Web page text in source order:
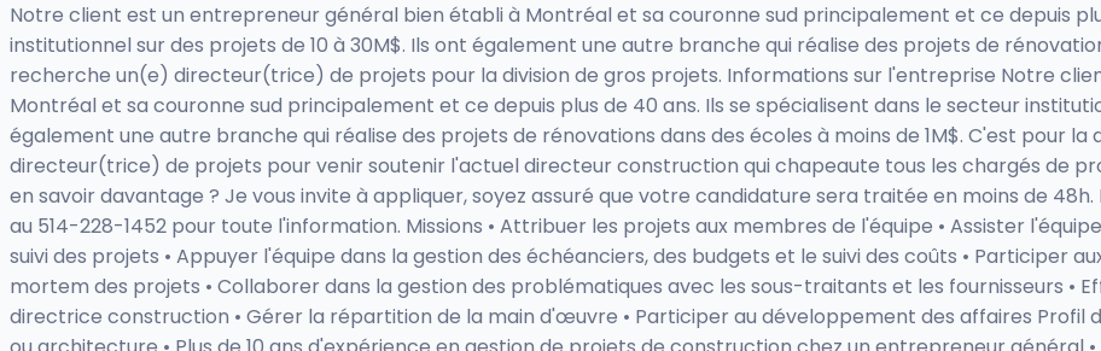
Notre client est un entrepreneur général bien établi à Montréal et sa couronne sud principalement et ce depuis
institutionnel sur des projets de 10 à 30M$. Ils ont également une autre branche qui réalise des projets de
recherche un(e) directeur(trice) de projets pour la division de gros projets. Informations sur l'entreprise Notre
Montréal et sa couronne sud principalement et ce depuis plus de 40 ans. Ils se spécialisent dans le secteur
également une autre branche qui réalise des projets de rénovations dans des écoles à moins de 1M$. C'est pour
directeur(trice) de projets pour venir soutenir l'actuel directeur construction qui chapeaute tous les chargés de
en savoir davantage ? Je vous invite à appliquer, soyez assuré que votre candidature sera traitée en moins de
au 514-228-1452 pour toute l'information. Missions • Attribuer les projets aux membres de l'équipe • Assister
suivi des projets • Appuyer l'équipe dans la gestion des échéanciers, des budgets et le suivi des coûts • Participer
mortem des projets • Collaborer dans la gestion des problématiques avec les sous-traitants et les fournisseurs •
directrice construction • Gérer la répartition de la main d'œuvre • Participer au développement des affaires Profil